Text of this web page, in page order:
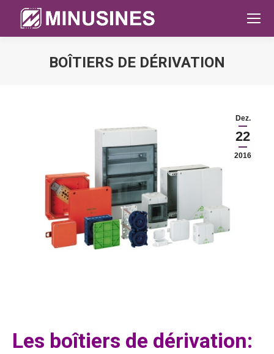
BOÎTIERS DE DÉRIVATION
Dez.
22
2016
Les boîtiers de dérivation: